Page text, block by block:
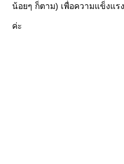
น้อยๆ ก็ตาม) เพื่อความแข็งแ
ค่ะ